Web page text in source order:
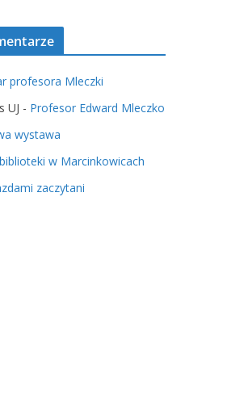
profesora Mleczki
UJ - Profesor Edward Mleczko
wystawa
w Marcinkowicach
zaczytani